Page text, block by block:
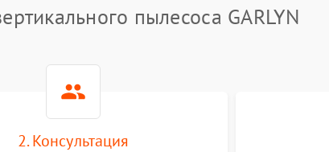
пылесоса GARLYN
2. Консультация